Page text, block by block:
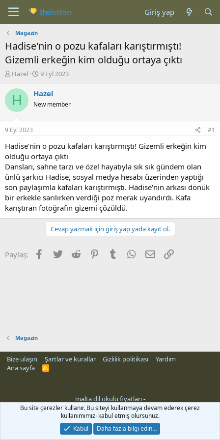
Giriş yap
Magazin
Hadise'nin o pozu kafaları karıştırmıştı!
Gizemli erkeğin kim olduğu ortaya çıktı
K
n
b
u
u
b
a
l
a
t
a
n
Hazel
B
ş
a
a
r
i
h
i
9 Eyl 2023
H Hazel
New member
9 Eyl 2023 #1
Hadise'nin o pozu kafaları karıştırmıştı! Gizemli erkeğin kim
olduğu ortaya çıktı
Dansları, sahne tarzı ve özel hayatıyla sık sık gündem olan
ünlü şarkıcı Hadise, sosyal medya hesabı üzerinden yaptığı
son paylaşımla kafaları karıştırmıştı. Hadise'nin arkası dönük
bir erkekle sarılırken verdiği poz merak uyandırdı. Kafa
karıştıran fotoğrafın gizemi çözüldü.
Cevap yazmak için giriş yap yada kayıt ol.
Paylaş: Facebook
Twitter Reddit PinterestTumblr WhatsApp
E-posta
Magazin
Bize ulaşın Şartlar ve kurallar Gizlilik politikası
Yardım
Ana sayfa
R
malta dil okulu fiyatları-
Bu site çerezler kullanır. Bu siteyi kullanmaya devam ederek çerez
kullanımımızı kabul etmiş olursunuz.
Kabul
Daha fazla bilgi edin…